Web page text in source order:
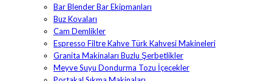
Bar Blender Bar Ekipmanları
Buz Kovaları
Cam Demlikler
Espresso Filtre Kahve Türk Kahvesi Makineleri
Granita Makinaları Buzlu Şerbetlikler
Meyve Suyu Dondurma Tozu İçecekler